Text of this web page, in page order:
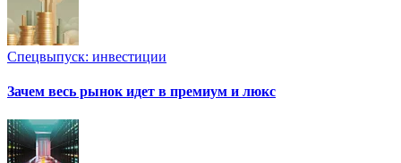
Спецвыпуск: инвестиции
Зачем весь рынок идет в премиум и люкс